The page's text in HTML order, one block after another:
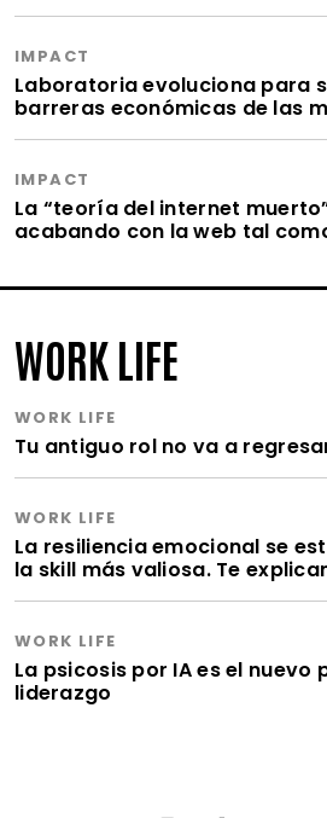
IMPACT
Laboratoria evoluciona para
barreras económicas de las
IMPACT
La “teoría del internet
acabando con la web tal
WORK LIFE
WORK LIFE
Tu antiguo rol no va a
WORK LIFE
La resiliencia emocional se
la skill más valiosa. Te
WORK LIFE
La psicosis por IA es el nuevo
liderazgo